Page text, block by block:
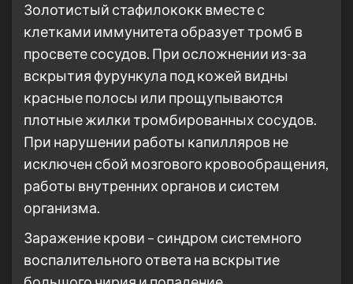
Золотистый стафилококк вместе с
клетками иммунитета образует тромб в
просвете сосудов. При осложнении из-за
вскрытия фурункула под кожей видны
красные полосы или прощупываются
плотные жилки тромбированных сосудов.
При нарушении работы капилляров не
исключен сбой мозгового кровообращения,
работы внутренних органов и систем
организма.
Заражение крови – синдром системного
воспалительного ответа на вскрытие